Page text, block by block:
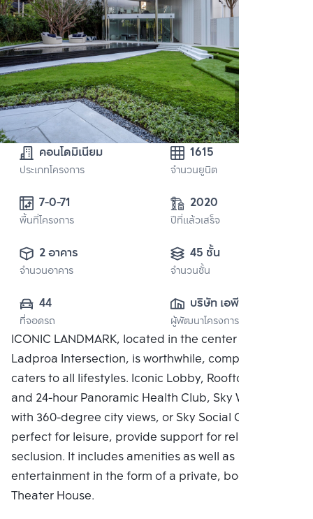
คอนโดมิเนียม
ประเภทโครงการ
1615
จำนวนยูนิต
7-0-71
พื้นที่โครงการ
2020
ปีที่แล้วเสร็จ
2 อาคาร
จำนวนอาคาร
45 ชั้น
จำนวนชั้น
44
ที่จอดรถ
บริษัท เอพี (รัช
โยธิน) จำกัด
ผู้พัฒนาโครงการ
ICONIC LANDMARK, located in the center of the
Ladproa Intersection, is worthwhile, complete, and
caters to all lifestyles. Iconic Lobby, Rooftop Facilities
and 24-hour Panoramic Health Club, Sky Work Space
with 360-degree city views, or Sky Social Club,
perfect for leisure, provide support for relaxing in
seclusion. It includes amenities as well as
entertainment in the form of a private, bookable
Theater House.